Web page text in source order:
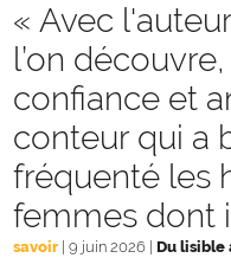
« Avec
l’on
confiance et
conteur qui a
fréquenté les
femmes dont
savoir 9 juin 2026 Du lisible